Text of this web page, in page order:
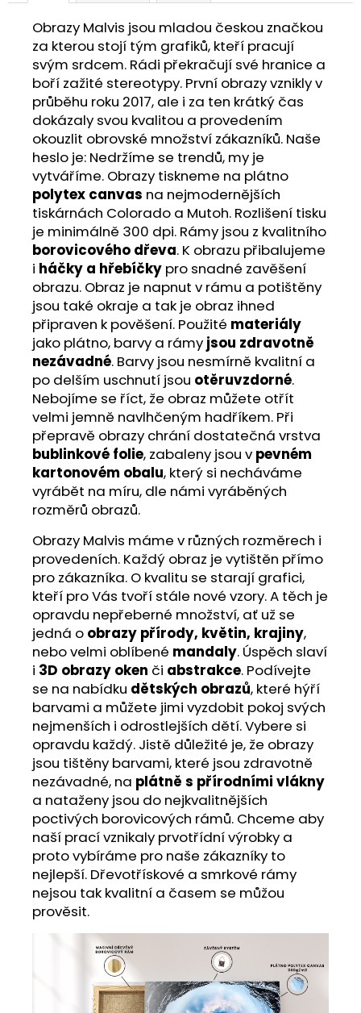
Obrazy Malvis jsou mladou českou značkou
za kterou stojí tým grafiků, kteří pracují
svým srdcem. Rádi překračují své hranice a
boří zažité stereotypy. První obrazy vznikly v
průběhu roku 2017, ale i za ten krátký čas
dokázaly svou kvalitou a provedením
okouzlit obrovské množství zákazníků. Naše
heslo je: Nedržíme se trendů, my je
vytváříme. Obrazy tiskneme na plátno
polytex canvas na nejmodernějších
tiskárnách Colorado a Mutoh. Rozlišení tisku
je minimálně 300 dpi. Rámy jsou z kvalitního
borovicového dřeva. K obrazu přibalujeme
i háčky a hřebíčky pro snadné zavěšení
obrazu. Obraz je napnut v rámu a potištěny
jsou také okraje a tak je obraz ihned
připraven k pověšení. Použité materiály
jako plátno, barvy a rámy jsou zdravotně
nezávadné. Barvy jsou nesmírně kvalitní a
po delším uschnutí jsou otěruvzdorné.
Nebojíme se říct, že obraz můžete otřít
velmi jemně navlhčeným hadříkem. Při
přepravě obrazy chrání dostatečná vrstva
bublinkové folie, zabaleny jsou v pevném
kartonovém obalu, který si necháváme
vyrábět na míru, dle námi vyráběných
rozměrů obrazů.
Obrazy Malvis máme v různých rozměrech i
provedeních. Každý obraz je vytištěn přímo
pro zákazníka. O kvalitu se starají grafici,
kteří pro Vás tvoří stále nové vzory. A těch je
opravdu nepřeberné množství, ať už se
jedná o obrazy přírody, květin, krajiny,
nebo velmi oblíbené mandaly. Úspěch slaví
i 3D obrazy oken či abstrakce. Podívejte
se na nabídku dětských obrazů, které hýří
barvami a můžete jimi vyzdobit pokoj svých
nejmenších i odrostlejších dětí. Vybere si
opravdu každý. Jistě důležité je, že obrazy
jsou tištěny barvami, které jsou zdravotně
nezávadné, na plátně s přírodními vlákny
a nataženy jsou do nejkvalitnějších
poctivých borovicových rámů. Chceme aby
naší prací vznikaly prvotřídní výrobky a
proto vybíráme pro naše zákazníky to
nejlepší. Dřevotřískové a smrkové rámy
nejsou tak kvalitní a časem se můžou
prověsit.